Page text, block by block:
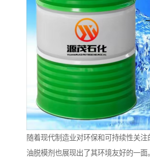
随着现代制造业对环保和可持续性关注
油脱模剂也展现出了其环境友好的一面。